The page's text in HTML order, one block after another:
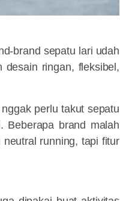
brand sepatu lari udah
desain ringan, fleksibel,
perlu takut sepatu
Beberapa brand malah
running, tapi fitur